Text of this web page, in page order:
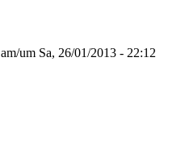
am/um Sa, 26/01/2013 - 22:12